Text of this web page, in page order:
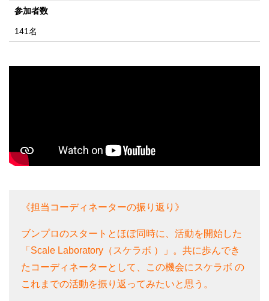
参加者数
141名
《担当コーディネーターの振り返り》
ブンプロのスタートとほぼ同時に、活動を開始した
「Scale Laboratory（スケラボ ）」。共に歩んでき
たコーディネーターとして、この機会にスケラボ の
これまでの活動を振り返ってみたいと思う。